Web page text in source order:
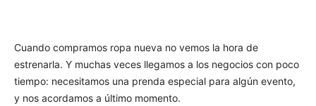
Cuando compramos ropa nueva no vemos la hora de
estrenarla. Y muchas veces llegamos a los negocios con poco
tiempo: necesitamos una prenda especial para algún evento,
y nos acordamos a último momento.